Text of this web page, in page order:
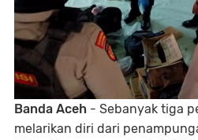
Banda Aceh - Sebanyak tiga
melarikan diri dari